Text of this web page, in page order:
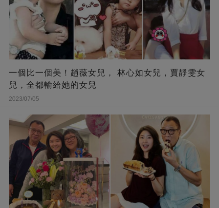
一個比一個美！趙薇女兒， 林心如女兒，賈靜雯女
兒，全都輸給她的女兒
2023/07/05